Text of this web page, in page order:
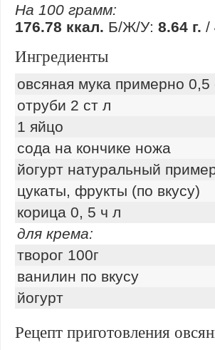
На 100 грамм:
176.78 ккал. Б/Ж/У: 8.64 г. /
Ингредиенты
овсяная мука примерно 0,5
отруби 2 ст л
1 яйцо
сода на кончике ножа
йогурт натуральный
цукаты, фрукты (по вкусу)
корица 0, 5 ч л
для крема:
творог 100г
ванилин по вкусу
йогурт
Рецепт приготовления